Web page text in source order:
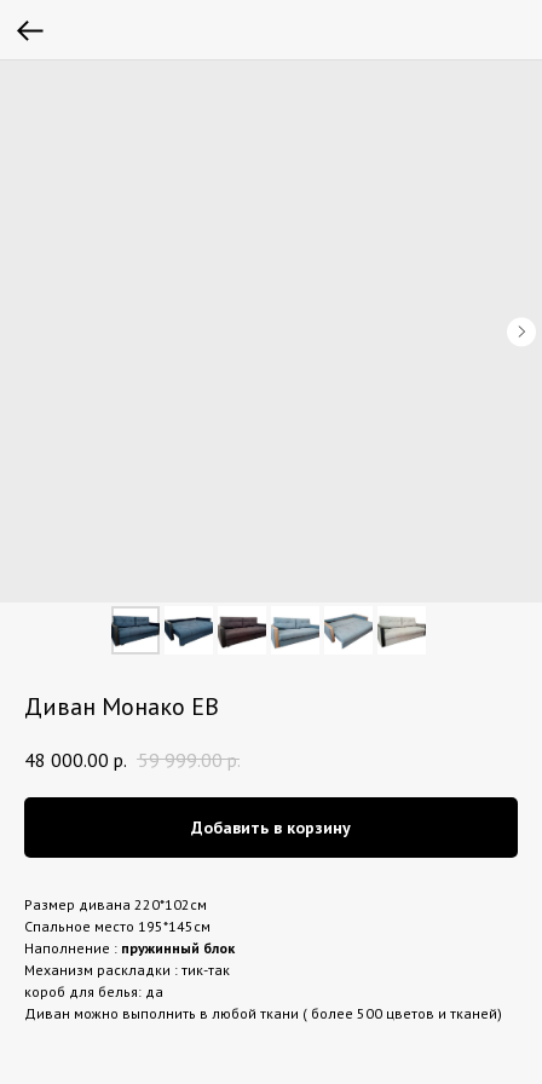
Диван Монако ЕВ
48 000.00 р. 59 999.00 р.
Добавить в корзину
Размер дивана 220*102см
Спальное место 195*145см
Наполнение : пружинный блок
Механизм раскладки : тик-так
короб для белья: да
Диван можно выполнить в любой ткани ( более 500 цветов и тканей)